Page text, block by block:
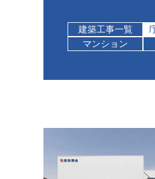
建築工事一覧
マンション